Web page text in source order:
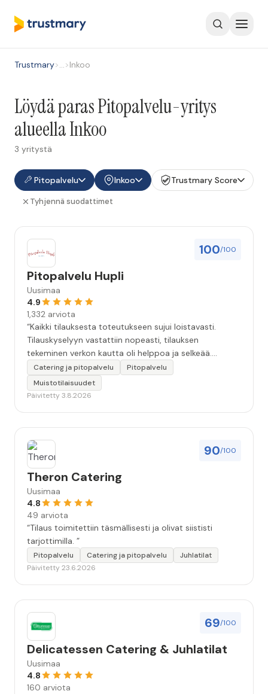
Trustmary>…>Inkoo
Löydä paras Pitopalvelu-yritys
alueella Inkoo
3 yritystä
Pitopalvelu Inkoo Trustmary Score
Tyhjennä suodattimet
100/100
Pitopalvelu Hupli
Uusimaa
4.9
1,332 arviota
“Kaikki tilauksesta toteutukseen sujui loistavasti.
Tilauskyselyyn vastattiin nopeasti, tilauksen
tekeminen verkon kautta oli helppoa ja selkeää.
Kävimme tilauksen vielä kahteen kertaan puhelimessa
läpi, että kaikki seikat oltiin varmasti huomioitu.
Tilaisuudessa tarjoilija oli todella ammatti-ihminen.
Catering ja pitopalvelu
Pitopalvelu
Muistotilaisuudet
Päivitetty 3.8.2026
90/100
Theron Catering
Uusimaa
4.8
49 arviota
“Tilaus toimitettiin täsmällisesti ja olivat siististi
tarjottimilla. ”
Pitopalvelu Catering ja pitopalvelu
Juhlatilat
Päivitetty 23.6.2026
69/100
Delicatessen Catering & Juhlatilat
Uusimaa
4.8
160 arviota